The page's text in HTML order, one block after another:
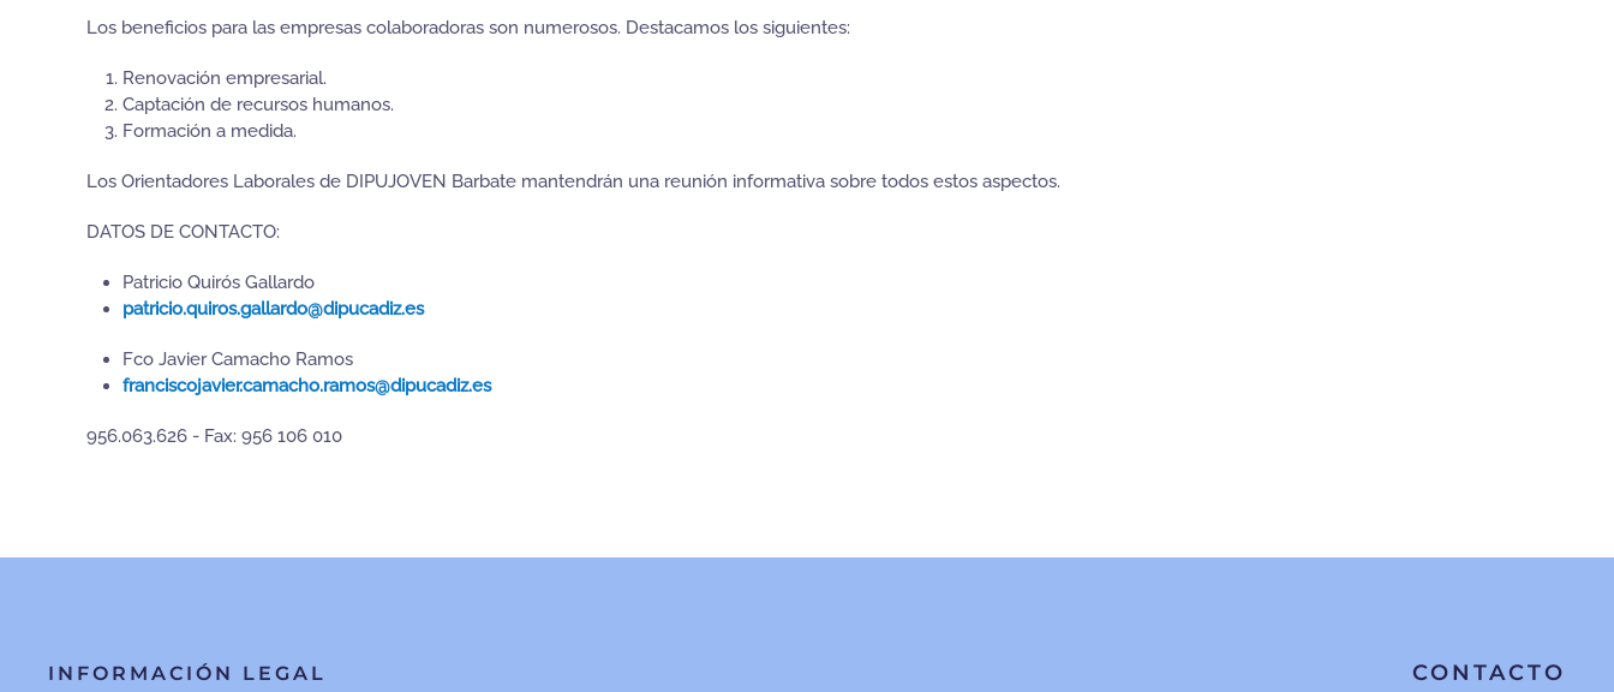
Los beneficios para las empresas colaboradoras son numerosos. Destacamos los siguientes:
Renovación empresarial.
Captación de recursos humanos.
Formación a medida.
Los Orientadores Laborales de DIPUJOVEN Barbate mantendrán una reunión informativa sobre todos estos aspectos.
DATOS DE CONTACTO:
Patricio Quirós Gallardo
patricio.quiros.gallardo@dipucadiz.es
Fco Javier Camacho Ramos
franciscojavier.camacho.ramos@dipucadiz.es
956.063.626 - Fax: 956 106 010
INFORMACIÓN LEGAL CONTACTO